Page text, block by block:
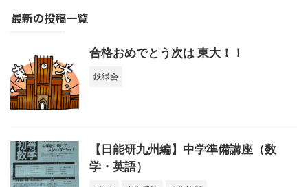
最新の投稿一覧
合格おめでとう次は 東大！！
鉄緑会
【日能研九州編】中学準備講座（数
学・英語）